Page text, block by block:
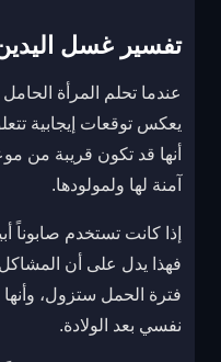
تفسير غسل
عندما تحلم المرأة الحامل
يعكس توقعات إيجابية
أنها قد تكون قريبة من
آمنة لها ولمولودها.
إذا كانت تستخدم صابوناً
فهذا يدل على أن
فترة الحمل ستزول،
نفسي بعد الولادة.